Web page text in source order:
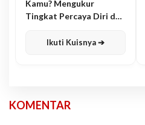
Kamu? Mengukur
Tingkat Percaya Diri dan
Ikuti Kuisnya ➔
KOMENTAR